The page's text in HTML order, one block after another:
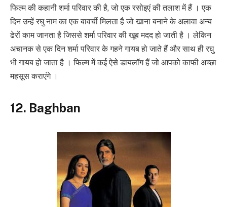
फिल्म की कहानी शर्मा परिवार की है, जो एक रसोइएं की तलाश में हैं । एक
दिन उन्हें रघु नाम का एक बावर्ची मिलता है जो खाना बनाने के अलावा अन्य
ढेरों काम जानता है जिससे शर्मा परिवार की खूब मदद हो जाती है । लेकिन
अचानक से एक दिन शर्मा परिवार के गहने गायब हो जाते हैं और साथ ही रघु
भी गायब हो जाता है । फिल्म में कई ऐसे डायलॉग हैं जो आपको काफी अच्छा
महसूस कराएंगे ।
12. Baghban